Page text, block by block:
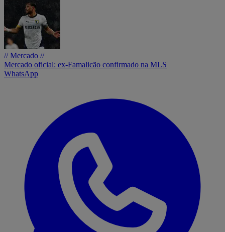
// Mercado //
Mercado oficial: ex-Famalicão confirmado na MLS
WhatsApp